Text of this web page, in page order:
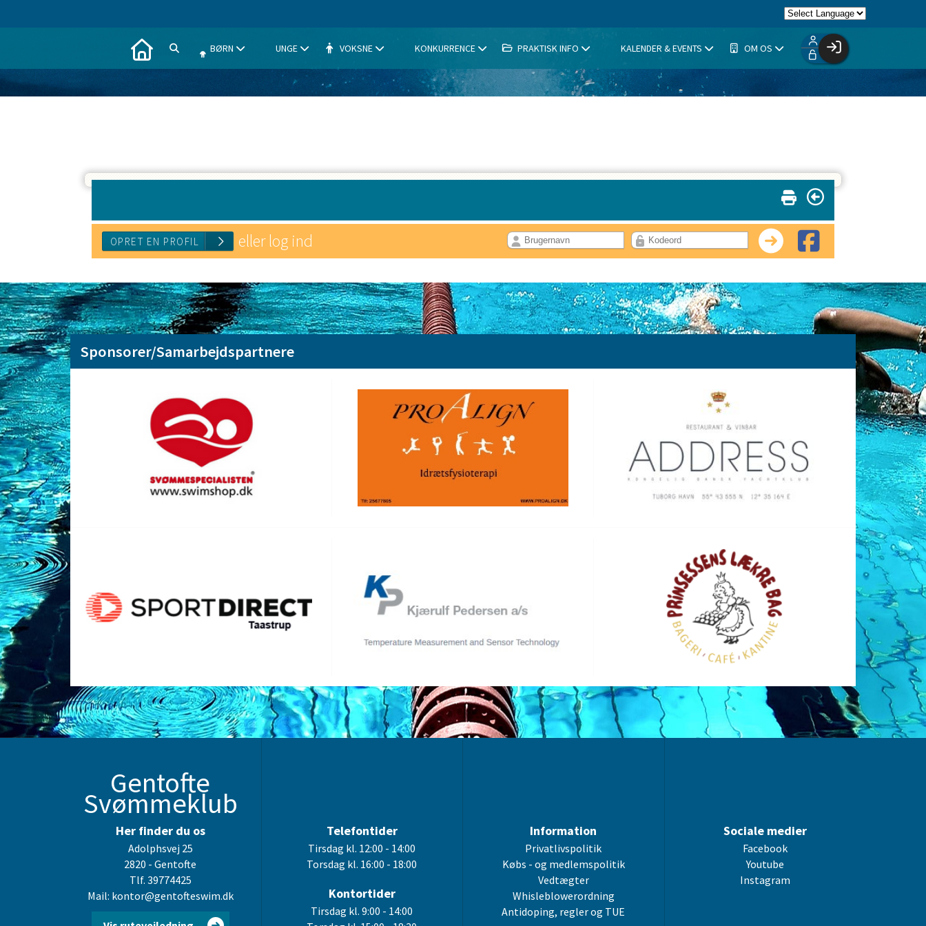
BØRN UNGE VOKSNE KONKURRENCE PRAKTISK INFO KALENDER & EVENTS OM OS
Facebook login
OPRET EN PROFIL
eller log ind
Sponsorer/Samarbejdspartnere
Gentofte
Svømmeklub
Her finder du os
Adolphsvej 25
2820 - Gentofte
Tlf. 39774425
Mail: kontor@gentofteswim.dk
Telefontider
Tirsdag kl. 12:00 - 14:00
Torsdag kl. 16:00 - 18:00
Kontortider
Tirsdag kl. 9:00 - 14:00
Information
Privatlivspolitik
Købs - og medlemspolitik
Vedtægter
Whisleblowerordning
Antidoping, regler og TUE
Sociale medier
Facebook
Youtube
Instagram